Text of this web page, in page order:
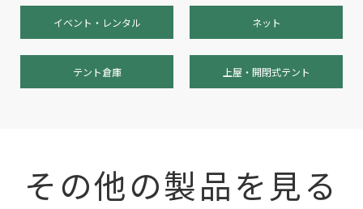
イベント・レンタル ネット
テント倉庫 上屋・開閉式テント
その他の製品を見る